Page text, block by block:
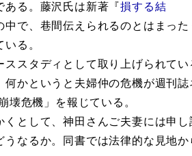
ある。藤沢氏は新著『損する結
中で、巷間伝えられるのとはまっ
る。
スタディとして取り上げられてい
かというと夫婦仲の危機が週刊誌
壊危機」を報じている。
として、神田さんご夫妻には申し
うなるか。同書では法律的な見地か